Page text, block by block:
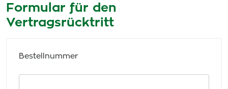
Formular für den
Vertragsrücktritt
Bestellnummer